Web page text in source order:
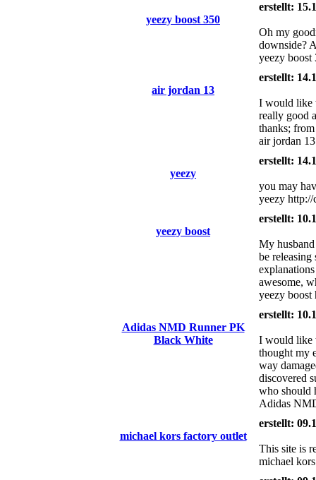
yeezy boost 350
erstellt:
Oh my
downside?
yeezy
air jordan 13
erstellt:
I would like
really good
thanks;
air jordan
yeezy
erstellt:
you may
yeezy
yeezy boost
erstellt:
My
be
awesome,
yeezy boost
Adidas NMD Runner PK
Black White
erstellt:
I would like
thought my
way
discovered
who should
Adidas
michael kors factory outlet
erstellt:
This site is
michael